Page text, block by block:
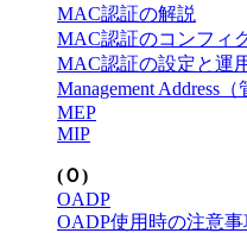
MAC認証の解説
MAC認証のコンフィ
MAC認証の設定と運
Management Address
MEP
MIP
(Ｏ)
OADP
OADP使用時の注意事